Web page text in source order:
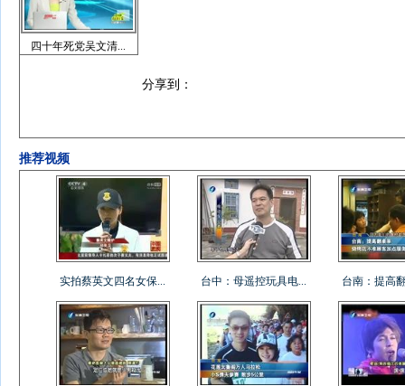
分享到：
四十年死党吴文清...
推荐视频
实拍蔡英文四名女保... 台中：母遥控玩具电... 台南：提高